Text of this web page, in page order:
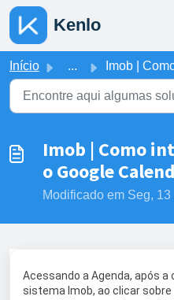
Ir para o conteúdo principal
Kenlo
Início ... Imob | Como integrar a agenda com
Imob | Como
o Google
Modificado em Seg,
Acessando a Agenda, após
sistema Imob, ao clicar